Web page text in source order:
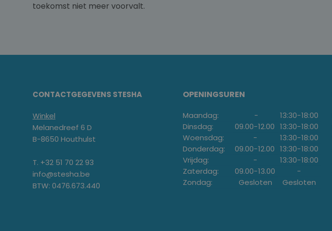
toekomst niet meer voorvalt.
CONTACTGEGEVENS STESHA
Winkel
Melanedreef 6 D
B-8650 Houthulst
T. +32 51 70 22 93
info@stesha.be
BTW: 0476.673.440
OPENINGSUREN
Maandag: - 13:30-18:00
Dinsdag:
09.00-12.00 13:30-18:00
Woensdag:
- 13:30-18:00
Donderdag:
09.00-12.00 13:30-18:00
Vrijdag:
- 13:30-18:00
Zaterdag:
09.00-13.00
-
Zondag:
Gesloten Gesloten